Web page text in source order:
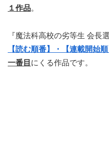
１作品。
『魔法科高校の劣等生 会長
【読む順番】・【連載開始
一番目 にくる作品です。